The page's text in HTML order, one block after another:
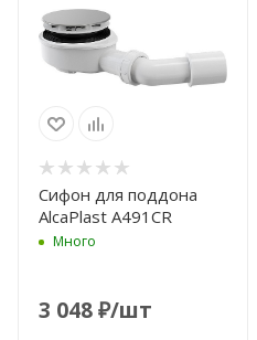
Сифон для поддона
AlcaPlast A491CR
Много
3 048₽/шт